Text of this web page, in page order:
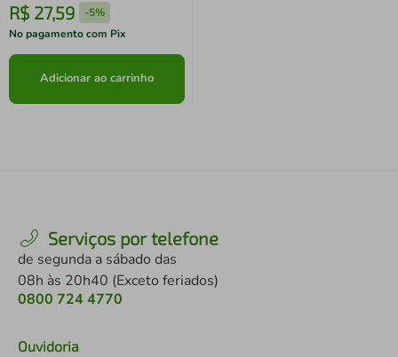
R$ 27,59 -5%
No pagamento com Pix
Adicionar ao carrinho
Serviços por telefone
de segunda a sábado das
08h às 20h40 (Exceto feriados)
0800 724 4770
Ouvidoria